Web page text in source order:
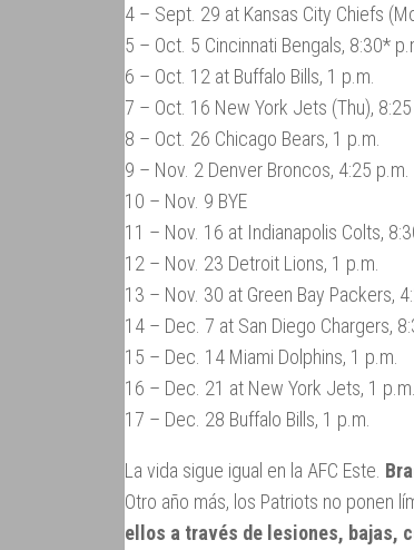
4 – Sept. 29 at Kansas City Chiefs
5 – Oct. 5 Cincinnati Bengals, 8:30*
6 – Oct. 12 at Buffalo Bills, 1 p.m.
7 – Oct. 16 New York Jets (Thu), 8:25
8 – Oct. 26 Chicago Bears, 1 p.m.
9 – Nov. 2 Denver Broncos, 4:25 p.m.
10 – Nov. 9 BYE
11 – Nov. 16 at Indianapolis Colts,
12 – Nov. 23 Detroit Lions, 1 p.m.
13 – Nov. 30 at Green Bay Packers,
14 – Dec. 7 at San Diego Chargers,
15 – Dec. 14 Miami Dolphins, 1 p.m.
16 – Dec. 21 at New York Jets, 1 p.m.
17 – Dec. 28 Buffalo Bills, 1 p.m.
La vida sigue igual en la AFC Este.
Otro año más, los Patriots no ponen
ellos a través de lesiones, bajas,